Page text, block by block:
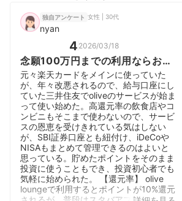
独自アンケート 女性 | 30代
nyan
4 2026/03/18
念願100万円までの利用ならお
得。ポイント投資は初心者にもお
すすめ。
元々楽天カードをメインに使っていた
が、年々改悪されるので、給与口座にし
ていた三井住友でoliveのサービスが始ま
って使い始めた。高還元率の飲食店やコ
ンビニもそこまで使わないので、サービ
スの恩恵を受けきれている気はしない
が、SBI証券口座とも紐付け、iDeCoや
NISAもまとめて管理できるのはよいと
思っている。貯めたポイントをそのまま
投資に使うこともでき、投資初心者でも
気軽に始められた。 【還元率】 olive
loungeで利用するとポイントが10%還元